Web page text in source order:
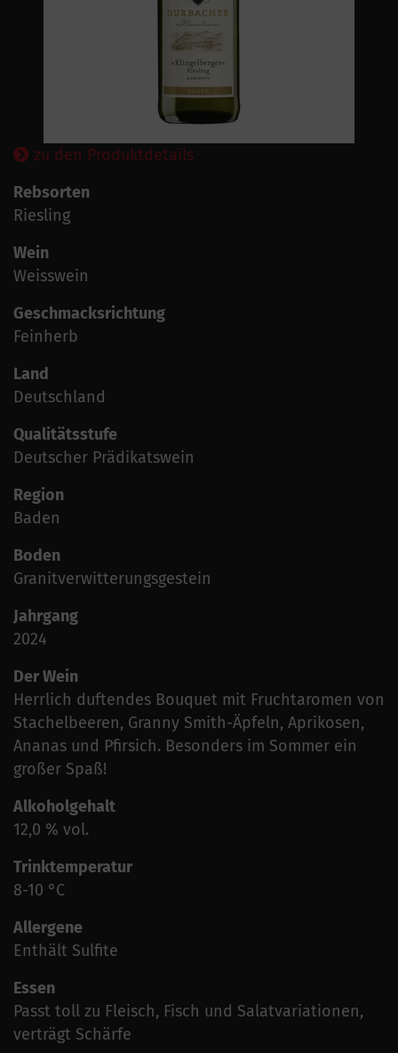
zu den Produktdetails
Rebsorten
Riesling
Wein
Weisswein
Geschmacksrichtung
Feinherb
Land
Deutschland
Qualitätsstufe
Deutscher Prädikatswein
Region
Baden
Boden
Granitverwitterungsgestein
Jahrgang
2024
Der Wein
Herrlich duftendes Bouquet mit Fruchtaromen von
Stachelbeeren, Granny Smith-Äpfeln, Aprikosen,
Ananas und Pfirsich. Besonders im Sommer ein
großer Spaß!
Alkoholgehalt
12,0 % vol.
Trinktemperatur
8-10 °C
Allergene
Enthält Sulfite
Essen
Passt toll zu Fleisch, Fisch und Salatvariationen,
verträgt Schärfe